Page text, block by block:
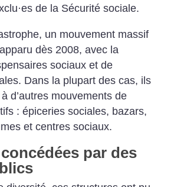
·es de la ­Sécurité sociale.
un mouvement massif
dès 2008, avec la
sociaux et de
Dans la plupart des cas, ils
d’autres ­mouvements de
: épiceries sociales, bazars,
et centres sociaux.
par des